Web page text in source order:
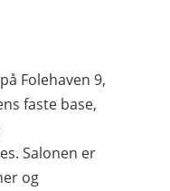
Folehaven 9,
faste base,
Salonen er
og